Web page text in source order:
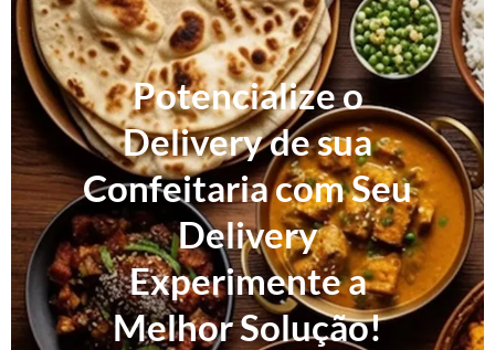
Potencialize o
Delivery de sua
Confeitaria com Seu
Delivery
Experimente a
Melhor Solução!